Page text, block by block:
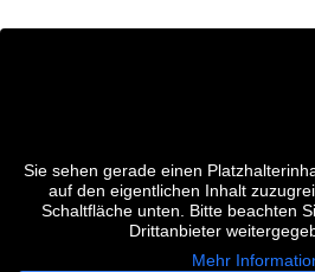
Sie sehen gerade einen
auf den eigentlichen Inhalt
Schaltfläche unten. Bitte beachten
Drittanbieter
Mehr